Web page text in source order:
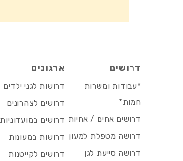
דרושים
*עבודות ומשרות
חמות*
דרושים אחים / אחיות
דרושה מטפלת למעון
דרושה סייעת לגן
ארגונים
דרושות לגני ילדים
דרושים לצהרונים
דרושים במועדוניות
דרושות במעונות
דרושים לקייטנות